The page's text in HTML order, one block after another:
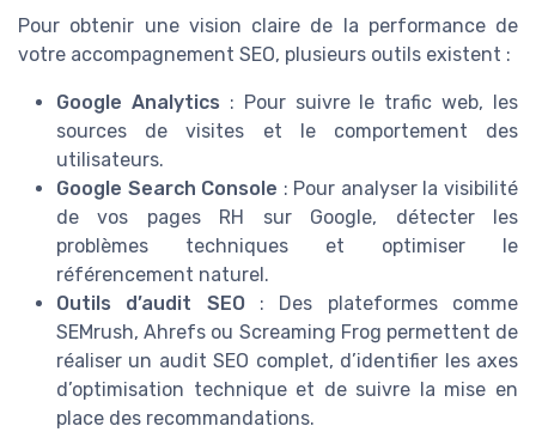
Pour obtenir une vision claire de la performance de
votre accompagnement SEO, plusieurs outils existent :
Google Analytics : Pour suivre le trafic web, les
sources de visites et le comportement des
utilisateurs.
Google Search Console : Pour analyser la visibilité
de vos pages RH sur Google, détecter les
problèmes techniques et optimiser le
référencement naturel.
Outils d’audit SEO: Des plateformes comme
SEMrush, Ahrefs ou Screaming Frog permettent de
réaliser un audit SEO complet, d’identifier les axes
d’optimisation technique et de suivre la mise en
place des recommandations.